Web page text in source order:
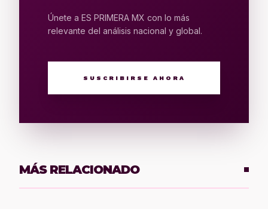
Únete a ES PRIMERA MX con lo más
relevante del análisis nacional y global.
SUSCRIBIRSE AHORA
MÁS RELACIONADO